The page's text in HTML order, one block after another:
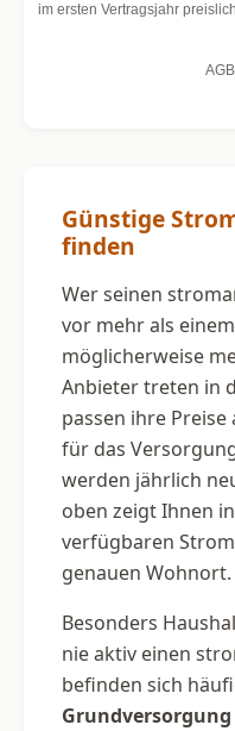
Günstige
finden
Wer seinen
vor mehr als
möglicherweise
Anbieter treten in
passen ihre
für das
werden jährlich
oben zeigt Ihnen
verfügbaren
genauen Wohnort.
Besonders
nie aktiv einen
befinden sich
Grundversorgung